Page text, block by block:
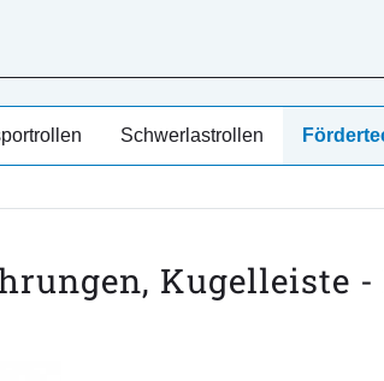
Schwerlastrollen
Kugelleiste -